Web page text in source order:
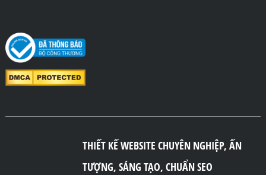
THIẾT KẾ WEBSITE CHUYÊN NGHIỆP, ẤN
TƯỢNG, SÁNG TẠO, CHUẨN SEO